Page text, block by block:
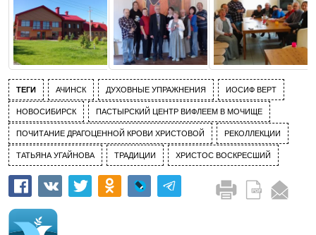
ТЕГИ АЧИНСК ДУХОВНЫЕ УПРАЖНЕНИЯ ИОСИФ ВЕРТ
НОВОСИБИРСК ПАСТЫРСКИЙ ЦЕНТР ВИФЛЕЕМ В МОЧИЩЕ
ПОЧИТАНИЕ ДРАГОЦЕННОЙ КРОВИ ХРИСТОВОЙ РЕКОЛЛЕКЦИИ
ТАТЬЯНА УГАЙНОВА ТРАДИЦИИ ХРИСТОС ВОСКРЕСШИЙ